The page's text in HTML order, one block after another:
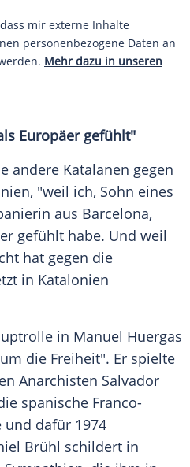
mir externe Inhalte
personenbezogene Daten an
Mehr dazu in unseren
Europäer gefühlt"
andere Katalanen gegen
, "weil ich, Sohn eines
aus Barcelona,
gefühlt habe. Und weil
hat gegen die
in Katalonien
in Manuel Huergas
die Freiheit". Er spielte
Anarchisten Salvador
spanische Franco-
dafür 1974
Brühl schildert in